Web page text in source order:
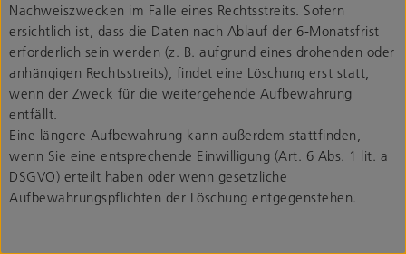
Nachweiszwecken im Falle eines Rechtsstreits. Sofern
ersichtlich ist, dass die Daten nach Ablauf der 6-Monatsfrist
erforderlich sein werden (z. B. aufgrund eines drohenden oder
anhängigen Rechtsstreits), findet eine Löschung erst statt,
wenn der Zweck für die weitergehende Aufbewahrung
entfällt.
Eine längere Aufbewahrung kann außerdem stattfinden,
wenn Sie eine entsprechende Einwilligung (Art. 6 Abs. 1 lit. a
DSGVO) erteilt haben oder wenn gesetzliche
Aufbewahrungspflichten der Löschung entgegenstehen.